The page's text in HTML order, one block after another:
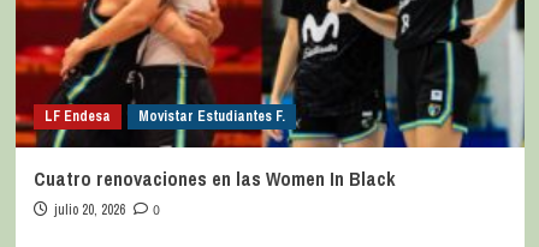
LF Endesa Movistar Estudiantes F.
Cuatro renovaciones en las Women In Black
julio 20, 2026 0